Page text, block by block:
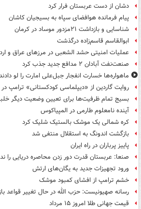
دشان از دست عربستان فرار کرد
پیام فرمانده هوافضای سپاه به بسیجیان کاشان
شناسایی و بازداشت ۲۱مزدور موساد در کرمان
ابوالقاسم قاسم‌زاده درگذشت
عملیات امنیتی حشد الشعبی در مرزهای عراق و
صنعت‌نفت آبادان ۲ مدافع جدید جذب کرد
ماهواره‌ها خسارت انفجار جبل‌علی امارت را لو
روایت گاردین از «دیپلماسی کودکستانی» ترامپ در
بسیج تمام ظرفیت‌ها برای تعیین وضعیت دیگر خلبانان
آینده نامعلوم طارمی در المپیاکوس
کره شمالی یک موشک بالستیک شلیک کرد
بازگشت اندونگ به استقلال منتفی شد
پاییز پرباران در راه ایران
صنعا: عربستان قدرت دور زدن محاصره دریایی را
ورود تجهیزات جدید به یگان‌های ارتش
خشم ترامپ از افشای کمبود موشک
رسانه صهیونیست: حزب الله در حال تغییر قواعد
قیمت جهانی طلا امروز ۱۵ مرداد